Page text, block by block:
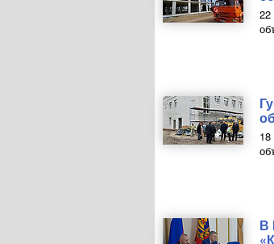
22
В